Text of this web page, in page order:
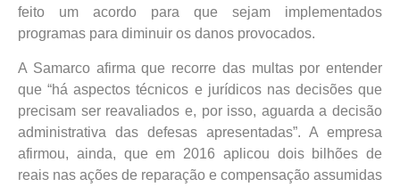
feito um acordo para que sejam implementados
programas para diminuir os danos provocados.
A Samarco afirma que recorre das multas por entender
que “há aspectos técnicos e jurídicos nas decisões que
precisam ser reavaliados e, por isso, aguarda a decisão
administrativa das defesas apresentadas”. A empresa
afirmou, ainda, que em 2016 aplicou dois bilhões de
reais nas ações de reparação e compensação assumidas